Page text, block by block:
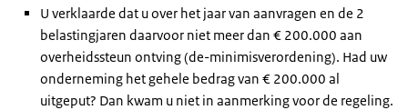
U verklaarde dat u over het jaar van aanvragen en de 2
belastingjaren daarvoor niet meer dan € 200.000 aan
overheidssteun ontving (de-minimisverordening). Had uw
onderneming het gehele bedrag van € 200.000 al
uitgeput? Dan kwam u niet in aanmerking voor de regeling.